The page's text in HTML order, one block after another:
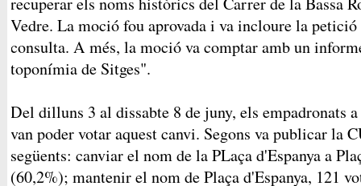
Vedre. La moció fou aprovada i va incloure la
consulta. A més, la moció va comptar amb un
toponímia de Sitges".
Del dilluns 3 al dissabte 8 de juny, els empadronats
van poder votar aquest canvi. Segons va publicar la
següents: canviar el nom de la PLaça d'Espanya a
(60,2%); mantenir el nom de Plaça d'Espanya, 121